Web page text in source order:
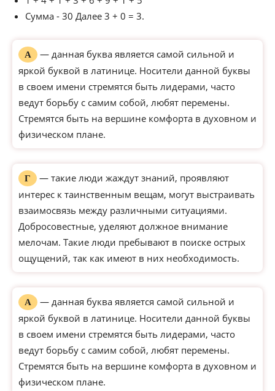
Сумма - 30 Далее 3 + 0 = 3.
А
— данная буква является самой сильной и
яркой буквой в латинице. Носители данной буквы
в своем имени стремятся быть лидерами, часто
ведут борьбу с самим собой, любят перемены.
Стремятся быть на вершине комфорта в духовном и
физическом плане.
Г
— такие люди жаждут знаний, проявляют
интерес к таинственным вещам, могут выстраивать
взаимосвязь между различными ситуациями.
Добросовестные, уделяют должное внимание
мелочам. Такие люди пребывают в поиске острых
ощущений, так как имеют в них необходимость.
А
— данная буква является самой сильной и
яркой буквой в латинице. Носители данной буквы
в своем имени стремятся быть лидерами, часто
ведут борьбу с самим собой, любят перемены.
Стремятся быть на вершине комфорта в духовном и
физическом плане.